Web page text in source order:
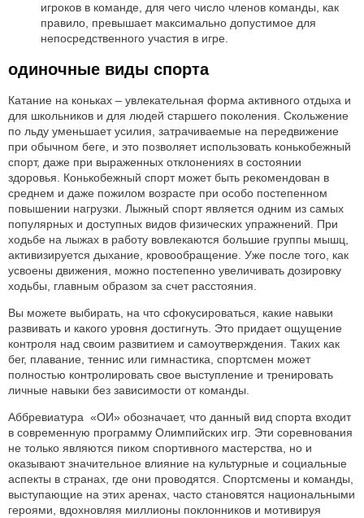
игроков в команде, для чего число членов команды, как
правило, превышает максимально допустимое для
непосредственного участия в игре.
одиночные виды спорта
Катание на коньках – увлекательная форма активного отдыха и
для школьников и для людей старшего поколения. Скольжение
по льду уменьшает усилия, затрачиваемые на передвижение
при обычном беге, и это позволяет использовать конькобежный
спорт, даже при выраженных отклонениях в состоянии
здоровья. Конькобежный спорт может быть рекомендован в
среднем и даже пожилом возрасте при особо постепенном
повышении нагрузки. Лыжный спорт является одним из самых
популярных и доступных видов физических упражнений. При
ходьбе на лыжах в работу вовлекаются большие группы мышц,
активизируется дыхание, кровообращение. Уже после того, как
усвоены движения, можно постепенно увеличивать дозировку
ходьбы, главным образом за счет расстояния.
Вы можете выбирать, на что сфокусироваться, какие навыки
развивать и какого уровня достигнуть. Это придает ощущение
контроля над своим развитием и самоутверждения. Таких как
бег, плавание, теннис или гимнастика, спортсмен может
полностью контролировать свое выступление и тренировать
личные навыки без зависимости от команды.
Аббревиатура «ОИ» обозначает, что данный вид спорта входит
в современную программу Олимпийских игр. Эти соревнования
не только являются пиком спортивного мастерства, но и
оказывают значительное влияние на культурные и социальные
аспекты в странах, где они проводятся. Спортсмены и команды,
выступающие на этих аренах, часто становятся национальными
героями, вдохновляя миллионы поклонников и мотивируя